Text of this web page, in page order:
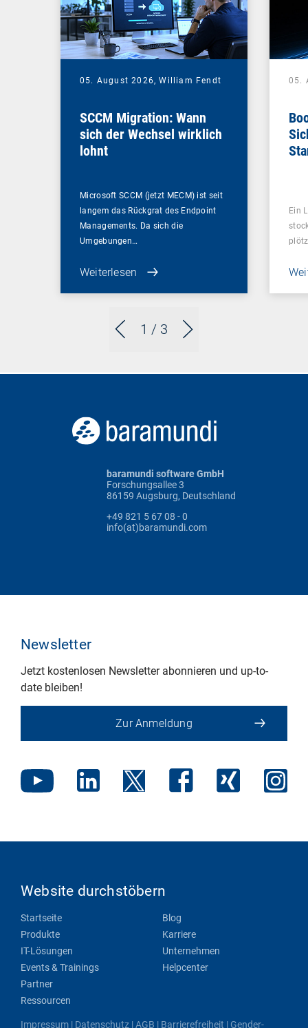
1 / 3
05. August 2026,William Fendt
SCCM Migration: Wann
sich der Wechsel wirklich
lohnt
Microsoft SCCM (jetzt MECM) ist seit
langem das Rückgrat des Endpoint
Managements. Da sich die
Umgebungen…
Weiterlesen
05.
Ein
baramundi software GmbH
Forschungsallee 3
86159 Augsburg, Deutschland
+49 821 5 67 08 - 0
info(at)baramundi.com
Newsletter
Jetzt kostenlosen Newsletter abonnieren und up-to-
date bleiben!
Zur Anmeldung
Website durchstöbern
Startseite
Produkte
IT-Lösungen
Events & Trainings
Partner
Ressourcen
Blog
Karriere
Unternehmen
Helpcenter
Impressum | Datenschutz |AGB | Barrierefreiheit | Gender-